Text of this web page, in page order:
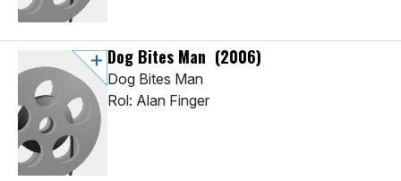
Dog Bites Man (2006)
Dog Bites Man
Rol: Alan Finger